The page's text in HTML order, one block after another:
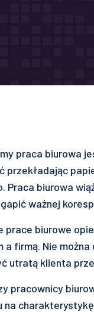
praca biurowa
przekładając
Praca biurowa
ważnej
prace biurowe
a firmą. Nie
utratą klienta
pracownicy
na